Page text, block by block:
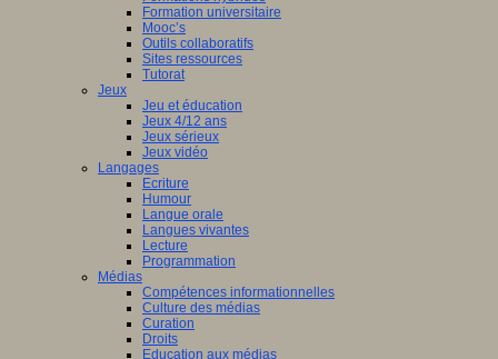
Formation universitaire
Mooc’s
Outils collaboratifs
Sites ressources
Tutorat
Jeux
Jeu et éducation
Jeux 4/12 ans
Jeux sérieux
Jeux vidéo
Langages
Ecriture
Humour
Langue orale
Langues vivantes
Lecture
Programmation
Médias
Compétences informationnelles
Culture des médias
Curation
Droits
Education aux médias